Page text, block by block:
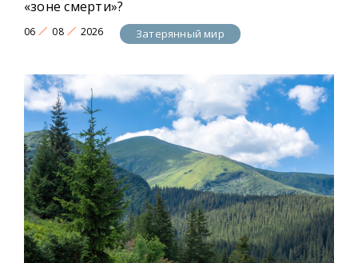
«зоне смерти»?
06 08 2026 Затерянный мир